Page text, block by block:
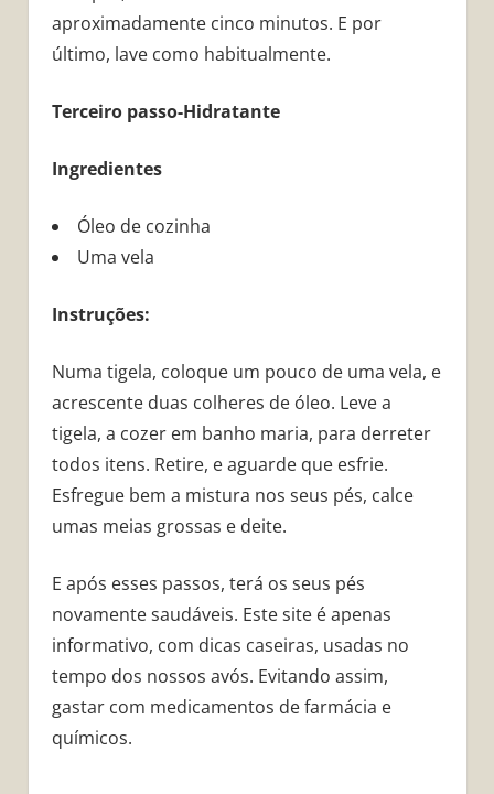
aproximadamente cinco minutos. E por
último, lave como habitualmente.
Terceiro passo-Hidratante
Ingredientes
Óleo de cozinha
Uma vela
Instruções:
Numa tigela, coloque um pouco de uma vela, e
acrescente duas colheres de óleo. Leve a
tigela, a cozer em banho maria, para derreter
todos itens. Retire, e aguarde que esfrie.
Esfregue bem a mistura nos seus pés, calce
umas meias grossas e deite.
E após esses passos, terá os seus pés
novamente saudáveis. Este site é apenas
informativo, com dicas caseiras, usadas no
tempo dos nossos avós. Evitando assim,
gastar com medicamentos de farmácia e
químicos.